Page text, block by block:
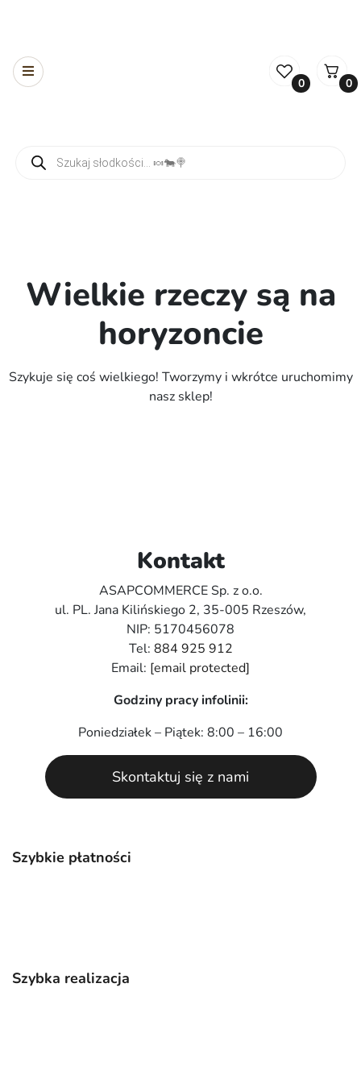
0 0
Wielkie rzeczy są na
horyzoncie
Szykuje się coś wielkiego! Tworzymy i wkrótce uruchomimy
nasz sklep!
Szybkie płatności
Szybka realizacja
Kontakt
ASAPCOMMERCE Sp. z o.o.
ul. PL. Jana Kilińskiego 2, 35-005 Rzeszów,
NIP: 5170456078
Tel: 884 925 912
Email: [email protected]
Godziny pracy infolinii:
Poniedziałek – Piątek: 8:00 – 16:00
Skontaktuj się z nami